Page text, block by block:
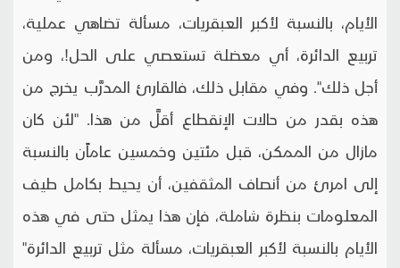
الأيام، بالنسبة لأكبر العبقريات، مسألة تضاهي عملية،
تربيع الدائرة، أي معضلة تستعصي على الحل!، ومن
أجل ذلك". وفي مقابل ذلك، فالقارئ المدرَّب يخرج من
هذه بقدر من حالات الإنقطاع أقلَّ من هذا. "لئن كان
مازال من الممكن، قبل مئتين وخمسين عاماًن بالنسبة
إلى امرئ من أنصاف المثقفين، أن يحيط بكامل طيف
المعلومات بنظرة شاملة، فإن هذا يمثل حتى في هذه
الأيام بالنسبة لأكبر العبقريات، مسألة مثل تربيع الدائرة"